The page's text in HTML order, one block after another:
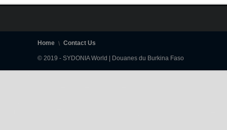
Home Contact Us
© 2019 - SYDONIA World | Douanes du Burkina Faso